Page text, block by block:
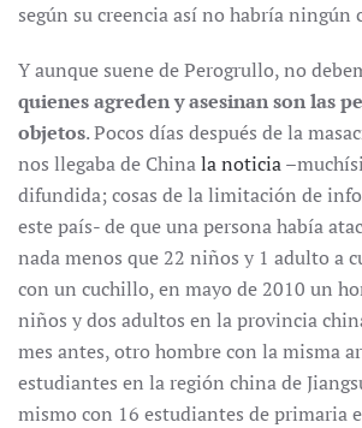
según su creencia así no habría ningún
Y aunque suene de Perogrullo, no
quienes agreden y asesinan son las
objetos. Pocos días después de la
nos llegaba de Chinala noticia
difundida; cosas de la limitación de
este país- de que una persona había
nada menos que 22 niños y 1 adulto a
con un cuchillo, en mayo de 2010 un
niños y dos adultos en la provincia
mes antes, otro hombre con la misma
estudiantes en la región china de
mismo con 16 estudiantes de primaria